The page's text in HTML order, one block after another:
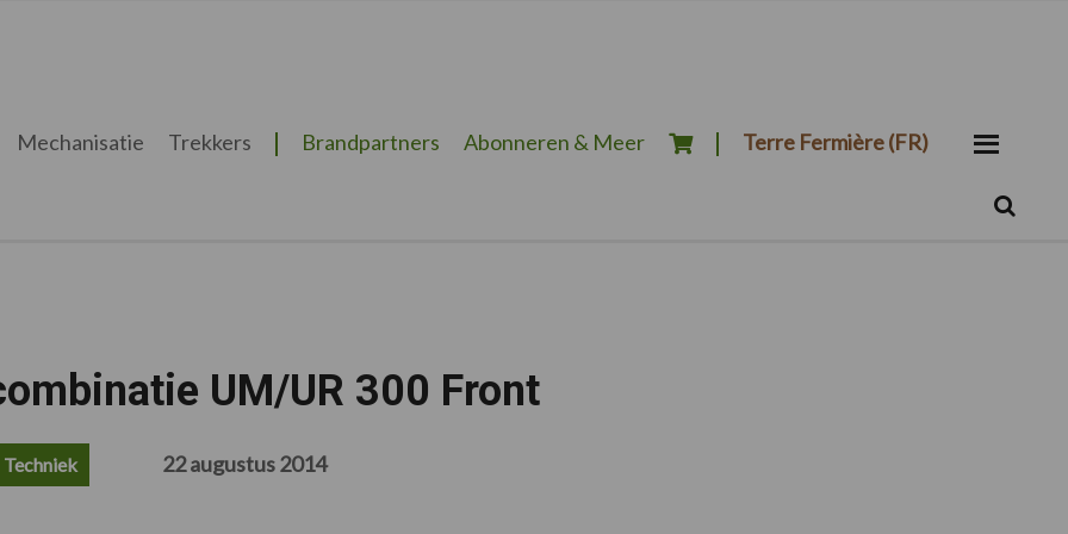
Mechanisatie Trekkers Brandpartners Abonneren & Meer Terre Fermière (FR)
UM/UR 300 Front
Techniek 22 augustus 2014